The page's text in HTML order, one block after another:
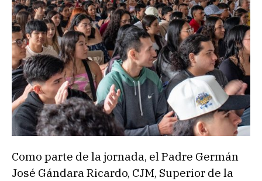
Como parte de la jornada, el Padre Germán
José Gándara Ricardo, CJM, Superior de la